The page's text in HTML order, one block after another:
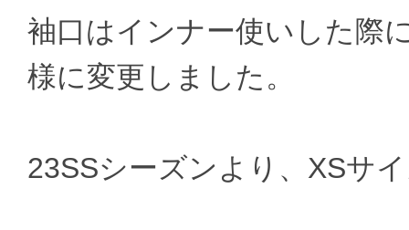
袖口はインナー使いした際
様に変更しました。
23SSシーズンより、XSサ